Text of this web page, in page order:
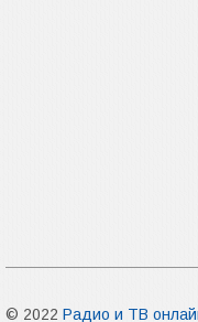
© 2022 Радио и ТВ